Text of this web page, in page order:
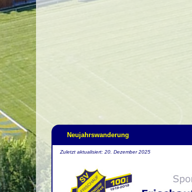
Neujahrswanderung
Zuletzt aktualisiert: 20. Dezember 2025